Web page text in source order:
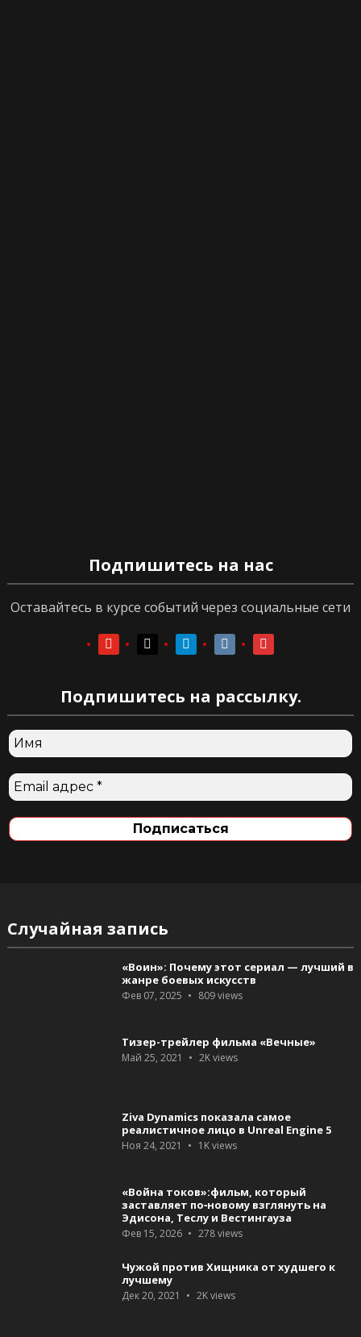
Подпишитесь на нас
Оставайтесь в курсе событий через социальные сети
youtubeyoutubetelegramvkontaktevkontakte
Подпишитесь на рассылку.
Случайная запись
«Воин»: Почему этот сериал — лучший в
жанре боевых искусств
Фев 07, 2025 809views
Тизер-трейлер фильма «Вечные»
Май 25, 2021 2Kviews
Ziva Dynamics показала самое
реалистичное лицо в Unreal Engine 5
Ноя 24, 2021 1Kviews
«Война токов»:фильм, который
заставляет по‑новому взглянуть на
Эдисона, Теслу и Вестингауза
Фев 15, 2026 278views
Чужой против Хищника от худшего к
лучшему
Дек 20, 2021 2Kviews